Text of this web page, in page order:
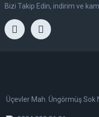
Bizi Takip Edin, indirim ve
Üçevler Mah. Üngörmüş Sok